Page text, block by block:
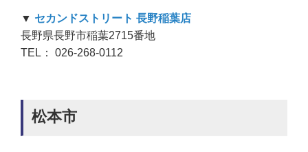
▼ セカンドストリート 長野稲葉店
長野県長野市稲葉2715番地
TEL： 026-268-0112
松本市